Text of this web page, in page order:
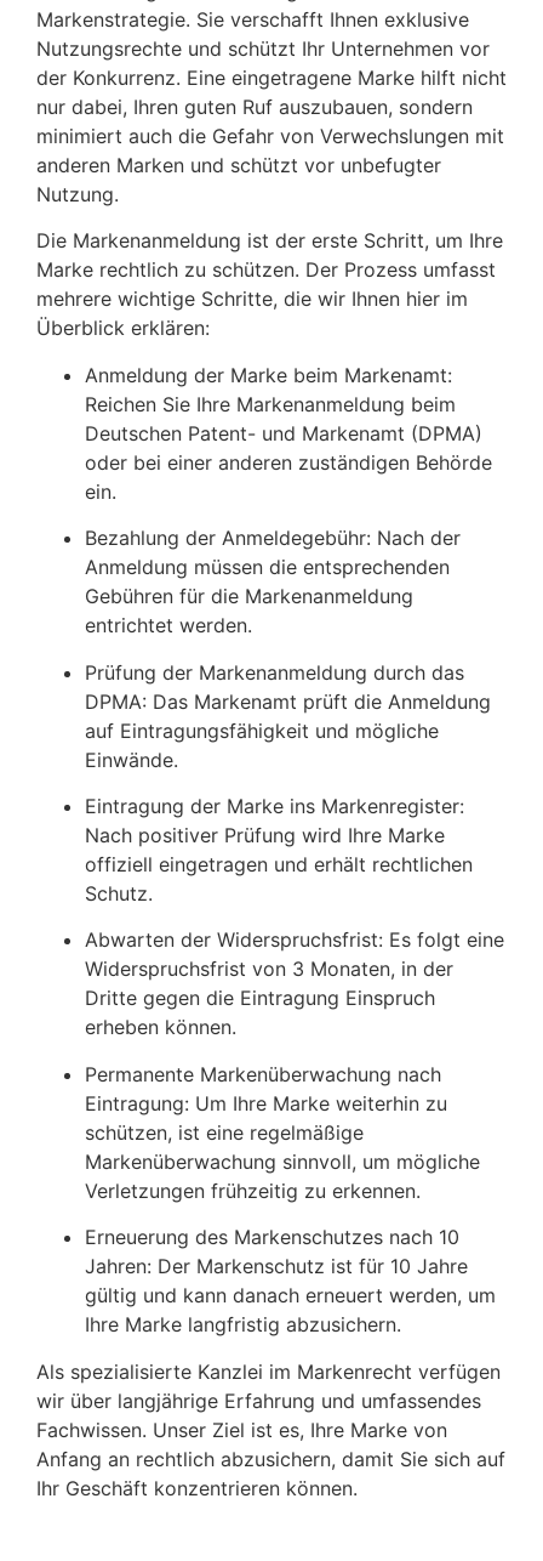
Markenstrategie. Sie verschafft Ihnen exklusive
Nutzungsrechte und schützt Ihr Unternehmen vor
der Konkurrenz. Eine eingetragene Marke hilft nicht
nur dabei, Ihren guten Ruf auszubauen, sondern
minimiert auch die Gefahr von Verwechslungen mit
anderen Marken und schützt vor unbefugter
Nutzung.
Die Markenanmeldung ist der erste Schritt, um Ihre
Marke rechtlich zu schützen. Der Prozess umfasst
mehrere wichtige Schritte, die wir Ihnen hier im
Überblick erklären:
Anmeldung der Marke beim Markenamt:
Reichen Sie Ihre Markenanmeldung beim
Deutschen Patent- und Markenamt (DPMA)
oder bei einer anderen zuständigen Behörde
ein.
Bezahlung der Anmeldegebühr: Nach der
Anmeldung müssen die entsprechenden
Gebühren für die Markenanmeldung
entrichtet werden.
Prüfung der Markenanmeldung durch das
DPMA: Das Markenamt prüft die Anmeldung
auf Eintragungsfähigkeit und mögliche
Einwände.
Eintragung der Marke ins Markenregister:
Nach positiver Prüfung wird Ihre Marke
offiziell eingetragen und erhält rechtlichen
Schutz.
Abwarten der Widerspruchsfrist: Es folgt eine
Widerspruchsfrist von 3 Monaten, in der
Dritte gegen die Eintragung Einspruch
erheben können.
Permanente Markenüberwachung nach
Eintragung: Um Ihre Marke weiterhin zu
schützen, ist eine regelmäßige
Markenüberwachung sinnvoll, um mögliche
Verletzungen frühzeitig zu erkennen.
Erneuerung des Markenschutzes nach 10
Jahren: Der Markenschutz ist für 10 Jahre
gültig und kann danach erneuert werden, um
Ihre Marke langfristig abzusichern.
Als spezialisierte Kanzlei im Markenrecht verfügen
wir über langjährige Erfahrung und umfassendes
Fachwissen. Unser Ziel ist es, Ihre Marke von
Anfang an rechtlich abzusichern, damit Sie sich auf
Ihr Geschäft konzentrieren können.